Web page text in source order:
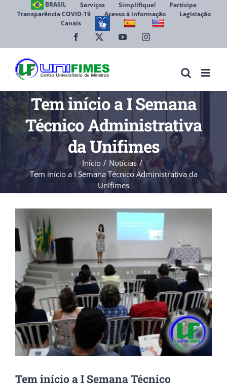
BRASIL Serviços Simplifique!
Participe
Transparência COVID-19
Acesso à informação
Legislação
Canais
Facebook YouTubeInstagram
Tem início a I Semana
Técnico Administrativa
da Unifimes
Início
Notícias
Tem início a I Semana Técnico Administrativa da
Unifimes
Larger
Image
Tem início a I Semana Técnico